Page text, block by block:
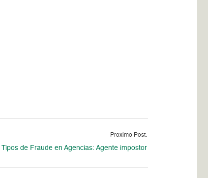
Proximo Post:
Tipos de Fraude en Agencias: Agente impostor